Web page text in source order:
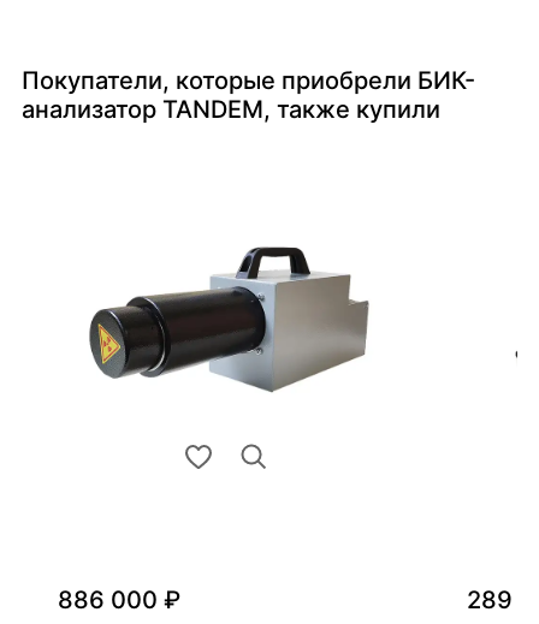
Покупатели, которые приобрели БИК-
анализатор TANDEM, также купили
886 000 ₽ 289